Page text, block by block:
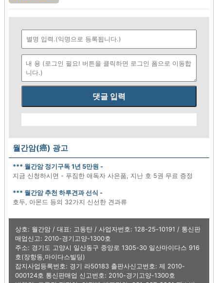
댓글 입력
월간암(癌) 광고
*** 월간암 정기구독 1년 5만원 -
지금 신청하시면 - 푸짐한 애독자 사은품, 지난 호 5권 무료 증정
*** 월간암 추천 하루견과 선식 -
호두, 아몬드 등의 32가지 신선한 견과류
상호: 월간암 / 대표: 고동탄 / 사업자번호: 128-25-10191 / 통신판
매업신고: 2010-경기고양-1300호
주소: 경기도 고양시 일산동구 중앙로 1305-30 일산마이다스 916
호(장항동,마이다스빌딩)
잡지사업등록번호: 경기 라50183 출판사신고번호: 제 2010-
000124호 통신판매업 신고번호: 2010-경기고양-1300호